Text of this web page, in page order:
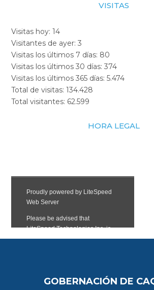
VISITAS
Visitas hoy:14
Visitantes de ayer:3
Visitas los últimos 7 días: 80
Visitas los últimos 30 días:374
Visitas los últimos 365 días:5.474
Total de visitas:134.428
Total visitantes: 62.599
HORA LEGAL
GOBERNACIÓN DE